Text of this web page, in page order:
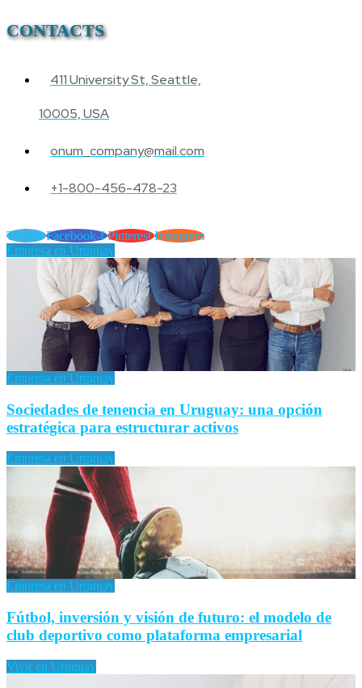
CONTACTS
411 University St, Seattle,
10005, USA
onum_company@mail.com
+1-800-456-478-23
Twitter Facebook-f Pinterest Instagram
Empresa en Uruguay
Empresa en Uruguay
Sociedades de tenencia en Uruguay: una opción
estratégica para estructurar activos
Empresa en Uruguay
Empresa en Uruguay
Fútbol, inversión y visión de futuro: el modelo de
club deportivo como plataforma empresarial
Vivir en Uruguay